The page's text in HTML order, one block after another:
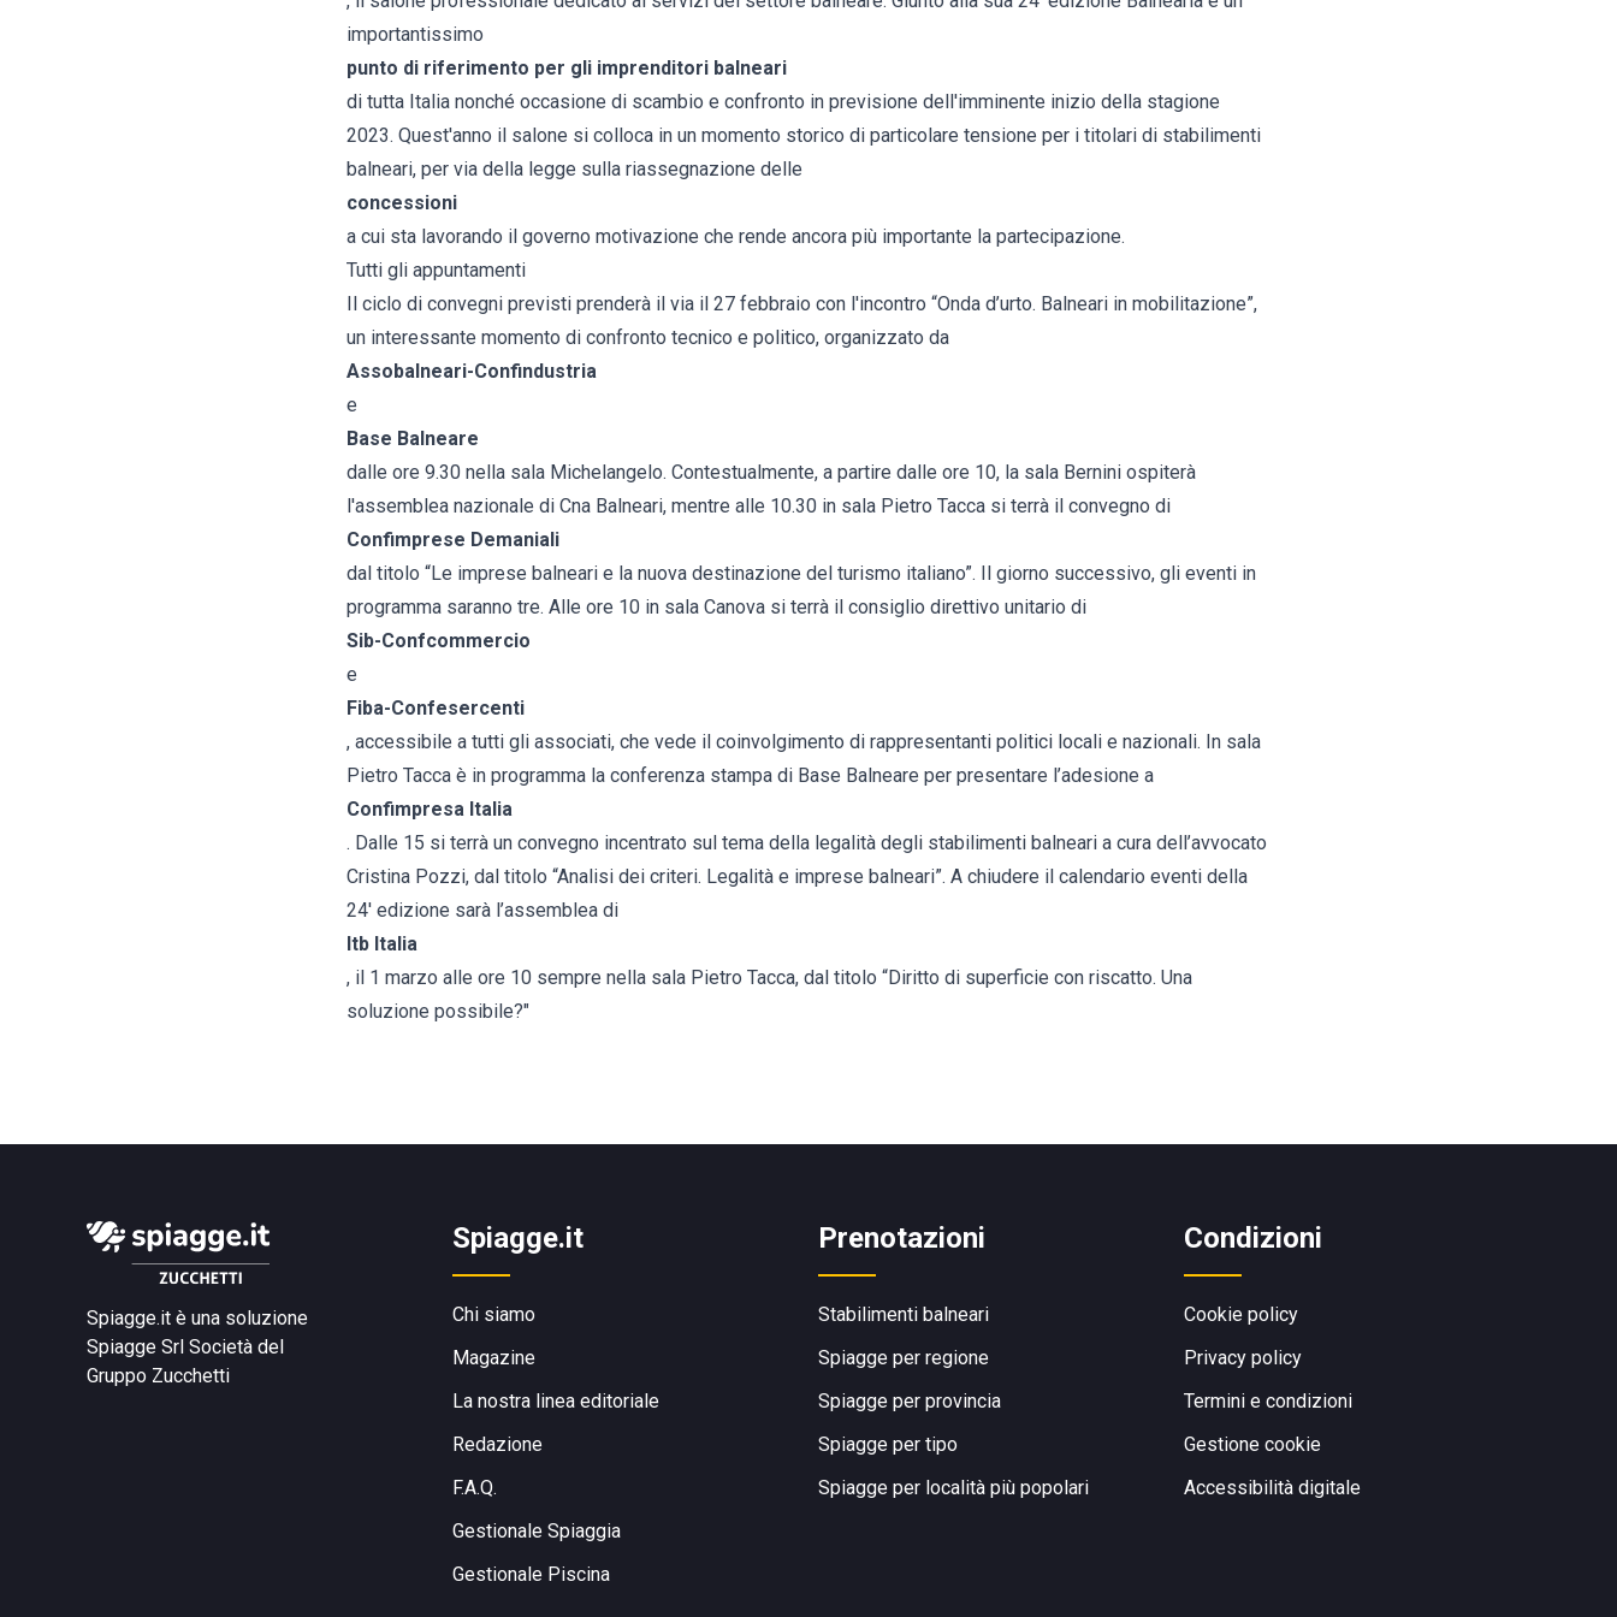
importantissimo
punto di riferimento per gli imprenditori balneari
di tutta Italia nonché occasione di scambio e confronto in previsione dell'imminente inizio della stagione
2023. Quest'anno il salone si colloca in un momento storico di particolare tensione per i titolari di stabilimenti
balneari, per via della legge sulla riassegnazione delle
concessioni
a cui sta lavorando il governo motivazione che rende ancora più importante la partecipazione.
Tutti gli appuntamenti
Il ciclo di convegni previsti prenderà il via il 27 febbraio con l'incontro “Onda d’urto. Balneari in mobilitazione”,
un interessante momento di confronto tecnico e politico, organizzato da
Assobalneari-Confindustria
e
Base Balneare
dalle ore 9.30 nella sala Michelangelo. Contestualmente, a partire dalle ore 10, la sala Bernini ospiterà
l'assemblea nazionale di Cna Balneari, mentre alle 10.30 in sala Pietro Tacca si terrà il convegno di
Confimprese Demaniali
dal titolo “Le imprese balneari e la nuova destinazione del turismo italiano”. Il giorno successivo, gli eventi in
programma saranno tre. Alle ore 10 in sala Canova si terrà il consiglio direttivo unitario di
Sib-Confcommercio
e
Fiba-Confesercenti
, accessibile a tutti gli associati, che vede il coinvolgimento di rappresentanti politici locali e nazionali. In sala
Pietro Tacca è in programma la conferenza stampa di Base Balneare per presentare l’adesione a
Confimpresa Italia
. Dalle 15 si terrà un convegno incentrato sul tema della legalità degli stabilimenti balneari a cura dell’avvocato
Cristina Pozzi, dal titolo “Analisi dei criteri. Legalità e imprese balneari”. A chiudere il calendario eventi della
24' edizione sarà l’assemblea di
Itb Italia
, il 1 marzo alle ore 10 sempre nella sala Pietro Tacca, dal titolo “Diritto di superficie con riscatto. Una
soluzione possibile?"
Spiagge.it è una soluzione
Spiagge Srl Società del
Gruppo Zucchetti
Spiagge.it
Chi siamo
Magazine
La nostra linea editoriale
Redazione
F.A.Q.
Gestionale Spiaggia
Gestionale Piscina
Prenotazioni
Stabilimenti balneari
Spiagge per regione
Spiagge per provincia
Spiagge per tipo
Spiagge per località più popolari
Condizioni
Cookie policy
Privacy policy
Termini e condizioni
Gestione cookie
Accessibilità digitale